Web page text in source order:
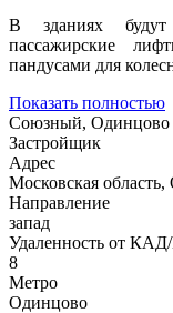
В зданиях будут
пассажирские
пандусами для
Показать полностью
Союзный, Одинцово
Застройщик
Адрес
Московская
Направление
запад
Удаленность от
8
Метро
Одинцово